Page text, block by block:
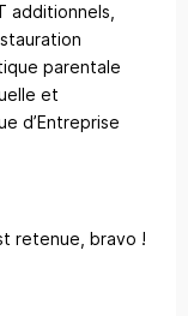
additionnels,
parentale
et
d’Entreprise
retenue, bravo !